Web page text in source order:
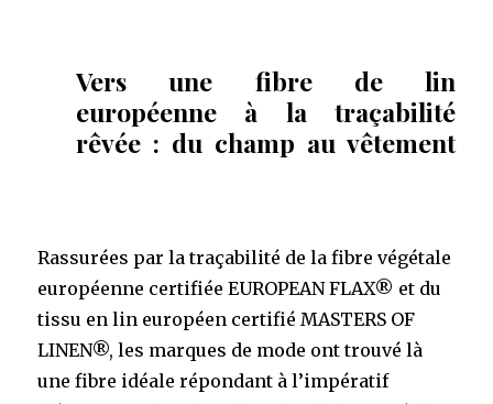
Vers une fibre de lin
européenne à la traçabilité
rêvée : du champ au vêtement
Rassurées par la traçabilité de la fibre végétale
européenne certifiée EUROPEAN FLAX® et du
tissu en lin européen certifié MASTERS OF
LINEN®, les marques de mode ont trouvé là
une fibre idéale répondant à l’impératif